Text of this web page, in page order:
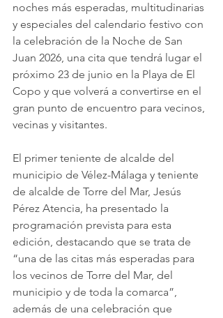
noches más esperadas, multitudinarias
y especiales del calendario festivo con
la celebración de la Noche de San
Juan 2026, una cita que tendrá lugar el
próximo 23 de junio en la Playa de El
Copo y que volverá a convertirse en el
gran punto de encuentro para vecinos,
vecinas y visitantes.
El primer teniente de alcalde del
municipio de Vélez-Málaga y teniente
de alcalde de Torre del Mar, Jesús
Pérez Atencia, ha presentado la
programación prevista para esta
edición, destacando que se trata de
“una de las citas más esperadas para
los vecinos de Torre del Mar, del
municipio y de toda la comarca”,
además de una celebración que